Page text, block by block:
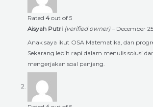
Rated 4 out of 5
Aisyah Putri (verified owner) – December
Anak saya ikut OSA Matematika, dan
Sekarang lebih rapi dalam menulis solusi
mengerjakan soal panjang.